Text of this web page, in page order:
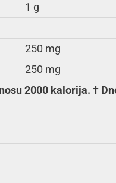
1 g
250 mg
250 mg
2000 kalorija. †